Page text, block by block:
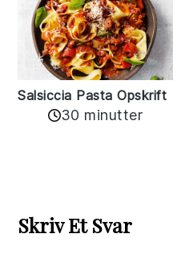
Salsiccia Pasta Opskrift
30 minutter
Interactions
Skriv Et Svar